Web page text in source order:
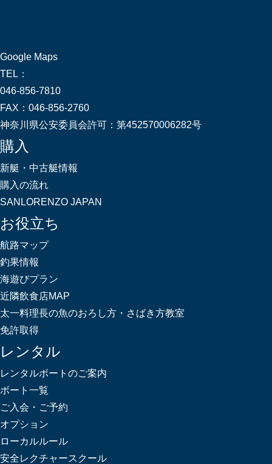
Google Maps
TEL：
046-856-7810
FAX： 046-856-2760
神奈川県公安委員会許可： 第452570006282号
購入
新艇・中古艇情報
購入の流れ
SANLORENZO JAPAN
お役立ち
航路マップ
釣果情報
海遊びプラン
近隣飲食店MAP
太一料理長の魚のおろし方・さばき方教室
免許取得
レンタル
レンタルボートのご案内
ボート一覧
ご入会・ご予約
オプション
ローカルルール
安全レクチャースクール